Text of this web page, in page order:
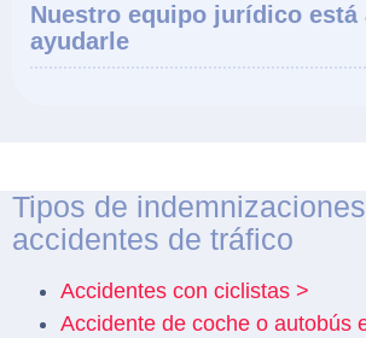
Nuestro equipo jurídico está
ayudarle
Tipos de
accidentes de tráfico
Accidentes con ciclistas >
Accidente de coche o autobús